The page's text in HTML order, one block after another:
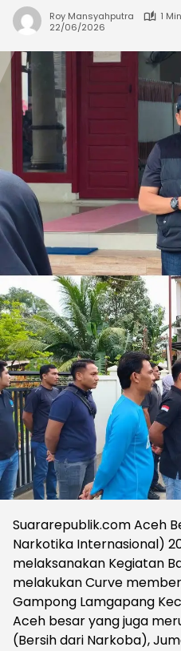
Roy Mansyahputra
1
22/06/2026
Suararepublik.com Aceh
Narkotika Internasional)
melaksanakan Kegiatan
melakukan Curve
Gampong Lamgapang
Aceh besar yang juga
(Bersih dari Narkoba),